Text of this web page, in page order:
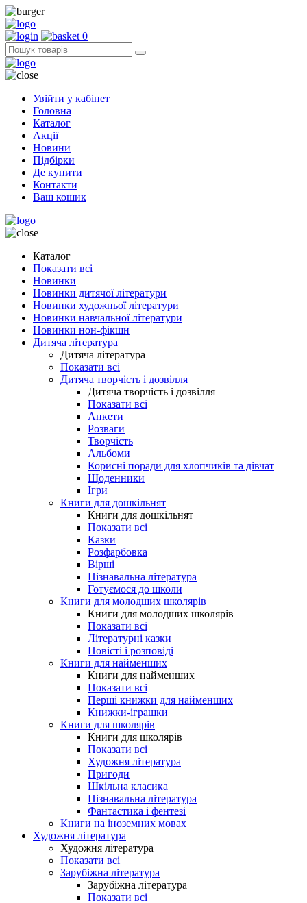
0
Увійти у кабінет
Головна
Каталог
Акції
Новини
Підбірки
Де купити
Контакти
Ваш кошик
Каталог
Показати всі
Новинки
Новинки дитячої літератури
Новинки художньої літератури
Новинки навчальної літератури
Новинки нон-фікшн
Дитяча література
Дитяча література
Показати всі
Дитяча творчість і дозвілля
Дитяча творчість і дозвілля
Показати всі
Анкети
Розваги
Творчість
Альбоми
Корисні поради для хлопчиків та дівчат
Щоденники
Ігри
Книги для дошкільнят
Книги для дошкільнят
Показати всі
Казки
Розфарбовка
Вірші
Пізнавальна література
Готуємося до школи
Книги для молодших школярів
Книги для молодших школярів
Показати всі
Літературні казки
Повісті і розповіді
Книги для найменших
Книги для найменших
Показати всі
Перші книжки для найменших
Книжки-іграшки
Книги для школярів
Книги для школярів
Показати всі
Художня література
Пригоди
Шкільна класика
Пізнавальна література
Фантастика і фентезі
Книги на іноземних мовах
Художня література
Художня література
Показати всі
Зарубіжна література
Зарубіжна література
Показати всі